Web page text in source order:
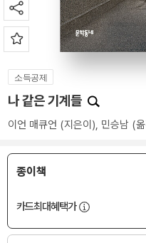
소득공제
나 같은 기계들
이언 매큐언 (지은이), 민승남 (
종이책
카드최대혜택가